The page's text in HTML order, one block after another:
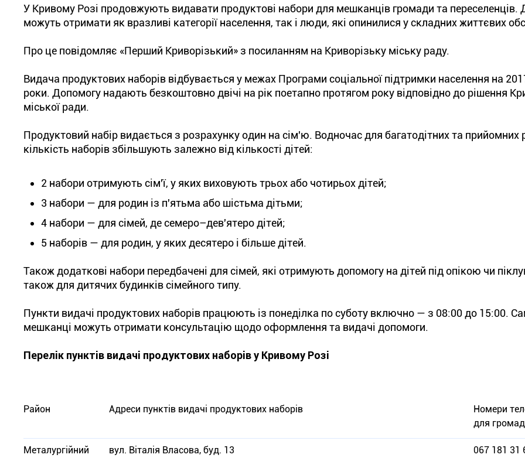
У Кривому Розі продовжують видавати продуктові набори для мешканців громади та переселенців.
можуть отримати як вразливі категорії населення, так і люди, які опинилися у складних життєвих
Про це повідомляє «Перший Криворізький» з посиланням на Криворізьку міську раду.
Видача продуктових наборів відбувається у межах Програми соціальної підтримки населення на
роки. Допомогу надають безкоштовно двічі на рік поетапно протягом року відповідно до рішення
міської ради.
Продуктовий набір видається з розрахунку один на сім'ю. Водночас для багатодітних та прийомних
кількість наборів збільшують залежно від кількості дітей:
2 набори отримують сім'ї, у яких виховують трьох або чотирьох дітей;
3 набори — для родин із п'ятьма або шістьма дітьми;
4 набори — для сімей, де семеро–дев'ятеро дітей;
5 наборів — для родин, у яких десятеро і більше дітей.
Також додаткові набори передбачені для сімей, які отримують допомогу на дітей під опікою чи
також для дитячих будинків сімейного типу.
Пункти видачі продуктових наборів працюють із понеділка по суботу включно — з 08:00 до 15:00.
мешканці можуть отримати консультацію щодо оформлення та видачі допомоги.
Перелік пунктів видачі продуктових наборів у Кривому Розі
Район Адреси пунктів видачі продуктових наборів
Номери
для
Металургійний
вул. Віталія Власова, буд. 13
067 181 31